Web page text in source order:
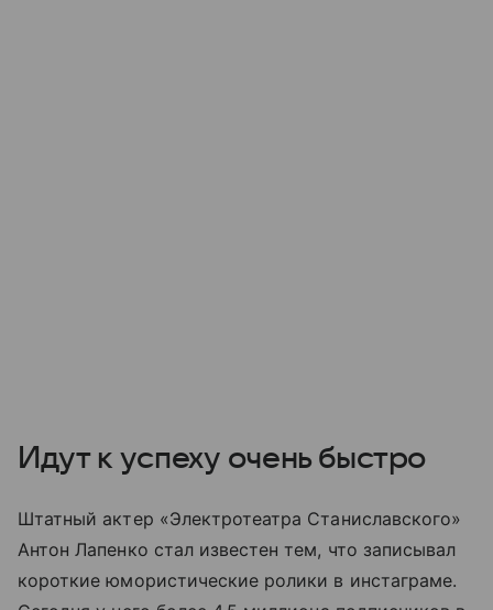
Идут к успеху очень быстро
Штатный актер «Электротеатра Станиславского»
Антон Лапенко стал известен тем, что записывал
короткие юмористические ролики в инстаграме.